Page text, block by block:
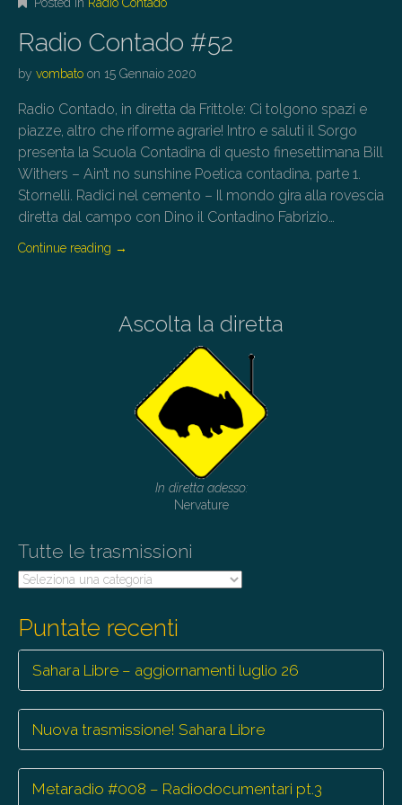
Radio Contado #52
by vombato on 15 Gennaio 2020
Radio Contado, in diretta da Frittole: Ci tolgono spazi e
piazze, altro che riforme agrarie! Intro e saluti il Sorgo
presenta la Scuola Contadina di questo finesettimana Bill
Withers – Ain’t no sunshine Poetica contadina, parte 1.
Stornelli. Radici nel cemento – Il mondo gira alla rovescia
diretta dal campo con Dino il Contadino Fabrizio…
Continue reading →
Ascolta la diretta
In diretta adesso:
Nervature
Tutte le trasmissioni
Tutte
Puntate recenti
Sahara Libre – aggiornamenti luglio 26
Nuova trasmissione! Sahara Libre
Metaradio #008 – Radiodocumentari pt.3